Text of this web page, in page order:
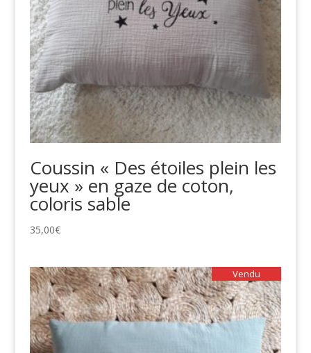
Coussin « Des étoiles plein les
yeux » en gaze de coton,
coloris sable
35,00€
Vendu